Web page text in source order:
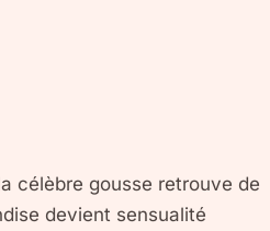
célèbre gousse retrouve de
devient sensualité